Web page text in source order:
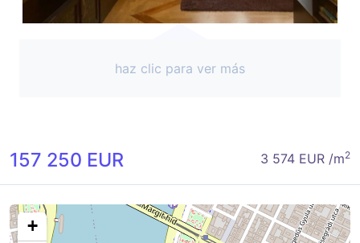
haz clic para ver más
157 250 EUR 3 574 EUR /m2
+